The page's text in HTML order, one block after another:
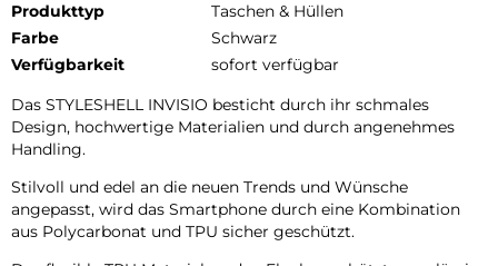
Produkttyp
Taschen & Hüllen
Farbe
Schwarz
Verfügbarkeit
sofort verfügbar
Das STYLESHELL INVISIO besticht durch ihr schmales
Design, hochwertige Materialien und durch angenehmes
Handling.
Stilvoll und edel an die neuen Trends und Wünsche
angepasst, wird das Smartphone durch eine Kombination
aus Polycarbonat und TPU sicher geschützt.